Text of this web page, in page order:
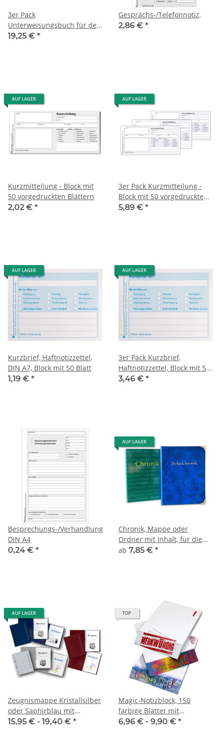
3er Pack
Unterweisungsbuch für den
betrieblichen Unfallschutz,
19,25 € *
Gesprächs-/Telefonnotiz,
2,86 € *
AUF LAGER
Kurzmitteilung - Block mit
50 vorgedruckten Blättern
2,02 € *
AUF LAGER
3er Pack Kurzmitteilung -
Block mit 50 vorgedruckten
Blättern
5,89 € *
AUF LAGER
Kurzbrief, Haftnotizzettel,
DIN A7, Block mit 50 Blatt
1,19 € *
AUF LAGER
3er Pack Kurzbrief,
Haftnotizzettel, Block mit 50
Blatt
3,46 € *
Besprechungs-/Verhandlungsniederschrift,
DIN A4
0,24 € *
AUF LAGER
Chronik, Mappe oder
Ordner mit Inhalt, für die
Sammlung besonderer
ab 7,85 € *
AUF LAGER
Zeugnismappe Kristallsilber
oder Saphirblau mit
Prägung "Zeugnisse"
15,95 € - 19,40 € *
TOP
Magic-Notizblock, 150
farbige Blätter mit
„magischem“ Aufdruck
6,96 € - 9,90 € *